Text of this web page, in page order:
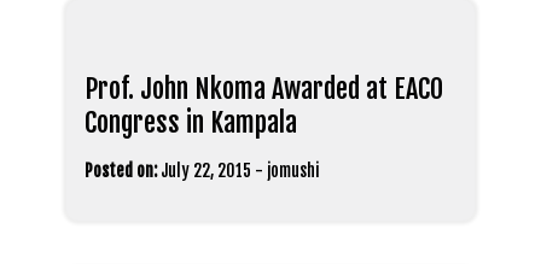
Prof. John Nkoma Awarded at EACO
Congress in Kampala
Posted on: July 22, 2015 - jomushi